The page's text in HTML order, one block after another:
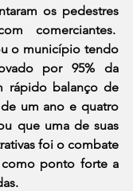
os pedestres
comerciantes.
o município tendo
por 95% da
rápido balanço de
um ano e quatro
que uma de suas
foi o combate
ponto forte a